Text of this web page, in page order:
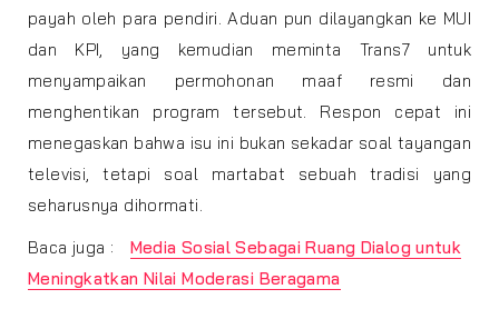
payah oleh para pendiri. Aduan pun dilayangkan ke MUI
dan KPI, yang kemudian meminta Trans7 untuk
menyampaikan permohonan maaf resmi dan
menghentikan program tersebut. Respon cepat ini
menegaskan bahwa isu ini bukan sekadar soal tayangan
televisi, tetapi soal martabat sebuah tradisi yang
seharusnya dihormati.
Baca juga :
Media Sosial Sebagai Ruang Dialog untuk
Meningkatkan Nilai Moderasi Beragama